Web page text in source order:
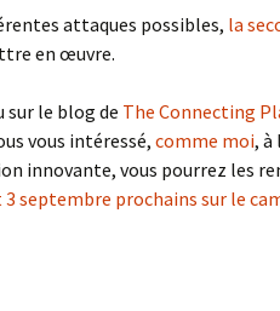
attaques possibles, la
en œuvre.
sur le blog de The Connecting
vous intéressé, comme moi, à
innovante, vous pourrez les
3 septembre prochains sur le